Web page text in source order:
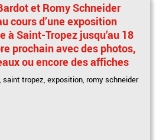
et Romy Schneider
cours d’une exposition
à Saint-Tropez jusqu’au 18
prochain avec des photos,
ou encore des affiches
,saint tropez,exposition, romy schneider